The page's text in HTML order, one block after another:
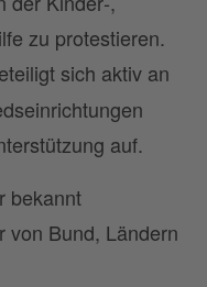
zu protestieren.
sich aktiv an
auf.
bekannt
von Bund, Ländern